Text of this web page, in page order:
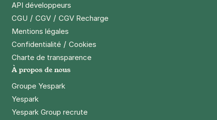
API développeurs
CGU / CGV / CGV Recharge
Mentions légales
Confidentialité / Cookies
Charte de transparence
À propos de nous
Groupe Yespark
Yespark
Yespark Group recrute